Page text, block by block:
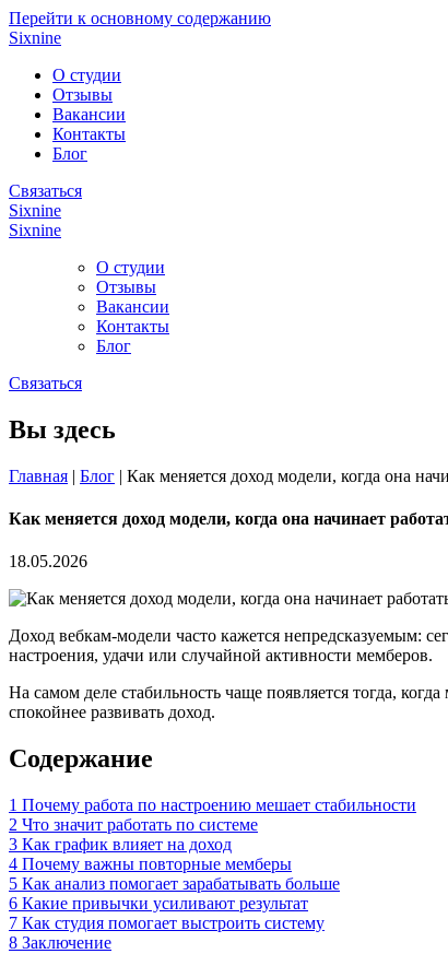
Перейти к основному содержанию
Sixnine
О студии
Отзывы
Вакансии
Контакты
Блог
Связаться
Sixnine
Sixnine
О студии
Отзывы
Вакансии
Контакты
Блог
Связаться
Вы здесь
Главная | Блог | Как меняется доход модели, когда она
Как меняется доход модели, когда она начинает
18.05.2026
Доход вебкам-модели часто кажется непредсказуемым:
настроения, удачи или случайной активности мемберов.
На самом деле стабильность чаще появляется тогда,
спокойнее развивать доход.
Содержание
1 Почему работа по настроению мешает стабильности
2 Что значит работать по системе
3 Как график влияет на доход
4 Почему важны повторные мемберы
5 Как анализ помогает зарабатывать больше
6 Какие привычки усиливают результат
7 Как студия помогает выстроить систему
8 Заключение